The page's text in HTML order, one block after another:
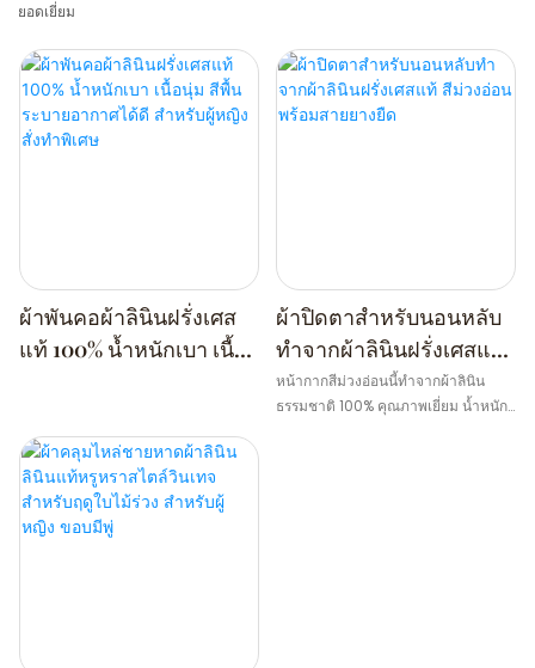
ยอดเยี่ยม
ผ้าพันคอผ้าลินินฝรั่งเศส
แท้ 100% น้ำหนักเบา เนื้อ
พิเศษ
ผ้าปิดตาสำหรับนอนหลับ
ทำจากผ้าลินินฝรั่งเศสแท้
สีม่วงอ่อน พร้อมสายยาง
ยืด
หน้ากากสีม่วงอ่อนนี้ทำจากผ้าลินิน
ธรรมชาติ 100% คุณภาพเยี่ยม น้ำหนัก